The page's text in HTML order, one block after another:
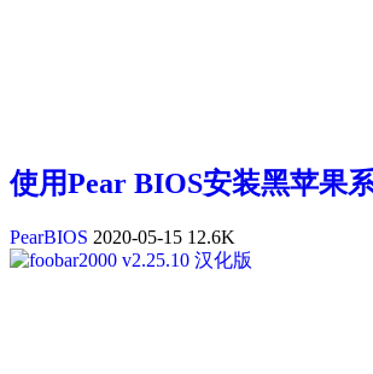
使用Pear BIOS安装黑苹果
PearBIOS 2020-05-15 12.6K